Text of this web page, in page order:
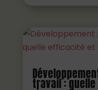
travail :